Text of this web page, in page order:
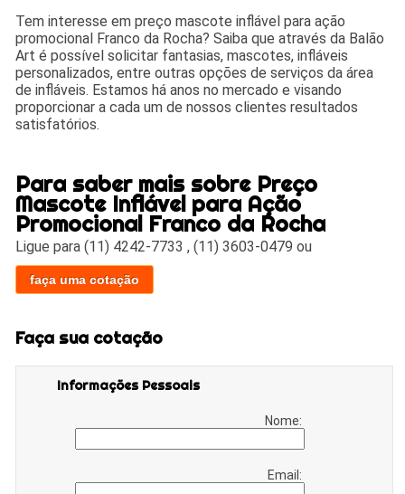
Tem interesse em preço mascote inflável para ação
promocional Franco da Rocha? Saiba que através da Balão
Art é possível solicitar fantasias, mascotes, infláveis
personalizados, entre outras opções de serviços da área
de infláveis. Estamos há anos no mercado e visando
proporcionar a cada um de nossos clientes resultados
satisfatórios.
Para saber mais sobre Preço
Mascote Inflável para Ação
Promocional Franco da Rocha
Ligue para(11) 4242-7733 ,(11) 3603-0479 ou
faça uma cotação
Faça sua cotação
Informações Pessoais
Nome:
Email: